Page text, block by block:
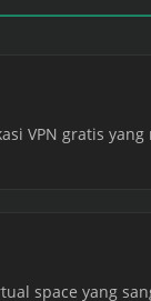
VPN gratis
space yang